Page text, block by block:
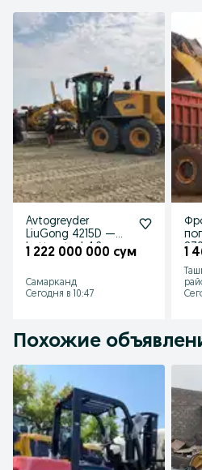
Avtogreyder
LiuGong 4215D —
katta otval 4,2m,
1 222 000 000 сум
Самарканд
Сегодня в 10:47
1
Похожие